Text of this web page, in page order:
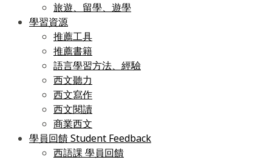
旅遊、留學、遊學
學習資源
推薦工具
推薦書籍
語言學習方法、經驗
西文聽力
西文寫作
西文閱讀
商業西文
學員回饋 Student Feedback
西語課 學員回饋